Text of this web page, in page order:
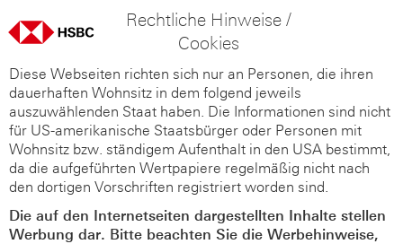
Rechtliche Hinweise /
Cookies
Diese Webseiten richten sich nur an Personen, die ihren
dauerhaften Wohnsitz in dem folgend jeweils
auszuwählenden Staat haben. Die Informationen sind nicht
für US-amerikanische Staatsbürger oder Personen mit
Wohnsitz bzw. ständigem Aufenthalt in den USA bestimmt,
da die aufgeführten Wertpapiere regelmäßig nicht nach
den dortigen Vorschriften registriert worden sind.
Die auf den Internetseiten dargestellten Inhalte stellen
Werbung dar. Bitte beachten Sie die Werbehinweise,